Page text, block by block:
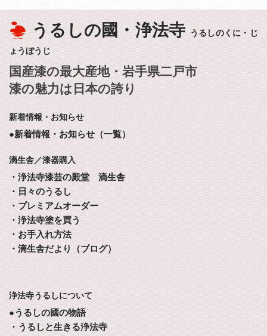
うるしの國・浄法寺
うるしのくに・じ
ょうぼうじ
国産漆の最大産地・岩手県二戸市
漆の魅力は日本の誇り
新着情報・お知らせ
●新着情報・お知らせ（一覧）
滴生舎／漆器購入
・浄法寺漆芸の殿堂 滴生舎
・日々のうるし
・プレミアムオーダー
・浄法寺塗を買う
・お手入れ方法
・滴生舎だより（ブログ）
浄法寺うるしについて
●うるしの國の物語
・うるしと生きる浄法寺